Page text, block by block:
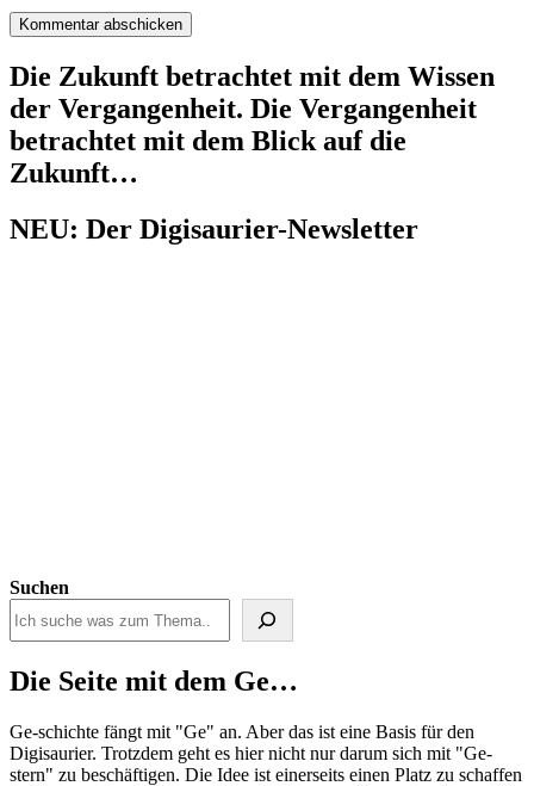
Die Zukunft betrachtet mit dem Wissen
der Vergangenheit. Die Vergangenheit
betrachtet mit dem Blick auf die
Zukunft…
NEU: Der Digisaurier-Newsletter
Suchen
Die Seite mit dem Ge…
Ge-schichte fängt mit "Ge" an. Aber das ist eine Basis für den
Digisaurier. Trotzdem geht es hier nicht nur darum sich mit "Ge-
stern" zu beschäftigen. Die Idee ist einerseits einen Platz zu schaffen